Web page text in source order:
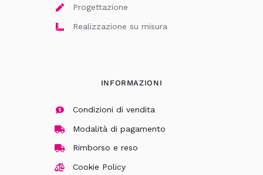
Progettazione
Realizzazione su misura
INFORMAZIONI
Condizioni di vendita
Modalità di pagamento
Rimborso e reso
Cookie Policy